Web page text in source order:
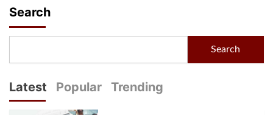
Search
Search
Latest Popular Trending